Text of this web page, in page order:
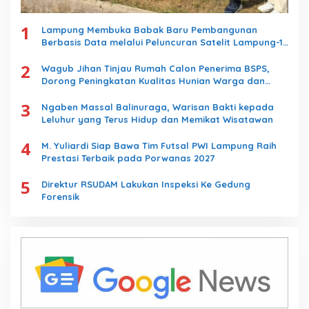
1
Lampung Membuka Babak Baru Pembangunan
Berbasis Data melalui Peluncuran Satelit Lampung-1
2
Wagub Jihan Tinjau Rumah Calon Penerima BSPS,
Dorong Peningkatan Kualitas Hunian Warga dan
3
Ngaben Massal Balinuraga, Warisan Bakti kepada
Leluhur yang Terus Hidup dan Memikat Wisatawan
4
M. Yuliardi Siap Bawa Tim Futsal PWI Lampung Raih
Prestasi Terbaik pada Porwanas 2027
5
Direktur RSUDAM Lakukan Inspeksi Ke Gedung
Forensik